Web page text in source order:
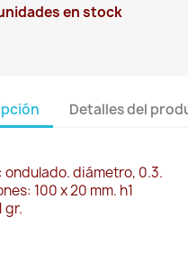
en stock
Detalles del
ondulado. diámetro, 0.3.
100 x 20 mm. h1
gr.